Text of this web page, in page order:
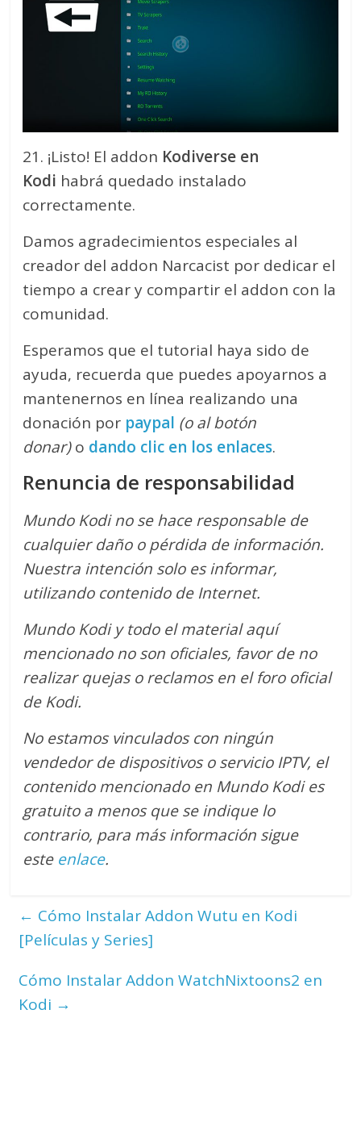
21. ¡Listo! El addon Kodiverse en
Kodi habrá quedado instalado
correctamente.
Damos agradecimientos especiales al
creador del addon Narcacist por dedicar el
tiempo a crear y compartir el addon con la
comunidad.
Esperamos que el tutorial haya sido de
ayuda, recuerda que puedes apoyarnos a
mantenernos en línea realizando una
donación por paypal (o al botón
donar)o dando clic en los enlaces.
Renuncia de responsabilidad
Mundo Kodi no se hace responsable de
cualquier daño o pérdida de información.
Nuestra intención solo es informar,
utilizando contenido de Internet.
Mundo Kodi y todo el material aquí
mencionado no son oficiales, favor de no
realizar quejas o reclamos en el foro oficial
de Kodi.
No estamos vinculados con ningún
vendedor de dispositivos o servicio IPTV, el
contenido mencionado en Mundo Kodi es
gratuito a menos que se indique lo
contrario, para más información sigue
este enlace.
← Cómo Instalar Addon Wutu en Kodi
[Películas y Series]
Cómo Instalar Addon WatchNixtoons2 en
Kodi →